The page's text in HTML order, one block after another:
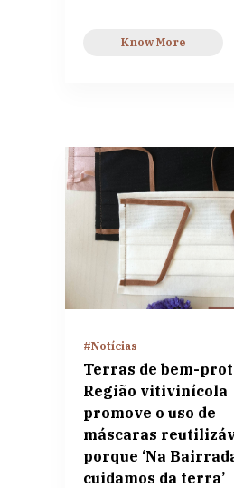
Know More
#Notícias
Terras de bem-
Região vitivinícola
promove o uso de
máscaras
porque ‘Na
cuidamos da terra’